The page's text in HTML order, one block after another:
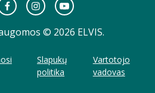
© 2026 ELVIS.
Slapukų
politika
Vartotojo
vadovas